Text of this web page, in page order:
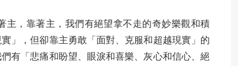
主，靠著主，我們有絕望拿不走的奇妙樂觀和積
」，但卻靠主勇敢「面對、克服和超越現實」的
有「悲痛和盼望、眼淚和喜樂、灰心和信心、絕